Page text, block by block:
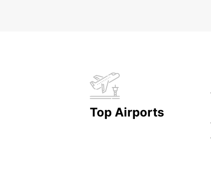
Top Airports